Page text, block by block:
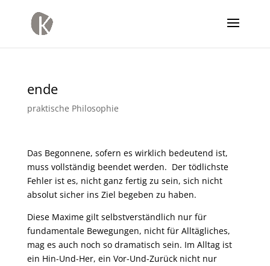
ende
praktische Philosophie
Das Begonnene, sofern es wirklich bedeutend ist,
muss vollständig beendet werden. Der tödlichste
Fehler ist es, nicht ganz fertig zu sein, sich nicht
absolut sicher ins Ziel begeben zu haben.
Diese Maxime gilt selbstverständlich nur für
fundamentale Bewegungen, nicht für Alltägliches,
mag es auch noch so dramatisch sein. Im Alltag ist
ein Hin-Und-Her, ein Vor-Und-Zurück nicht nur